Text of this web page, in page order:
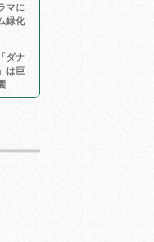
マに
緑化
ダナ
は巨